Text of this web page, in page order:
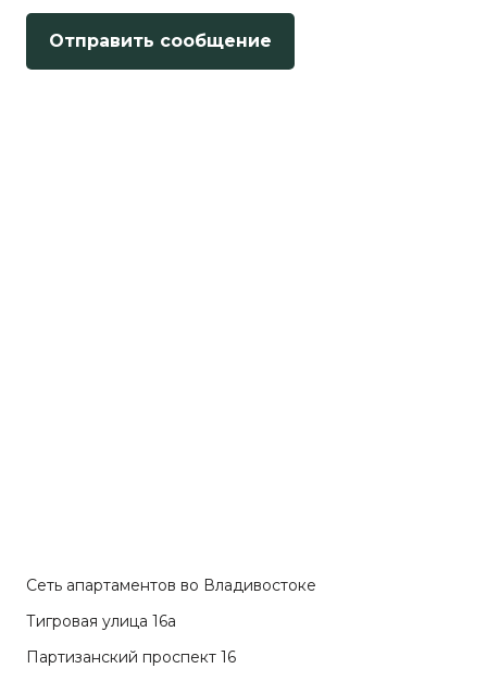
Отправить сообщение
Сеть апартаментов во Владивостоке
Тигровая улица 16а
Партизанский проспект 16